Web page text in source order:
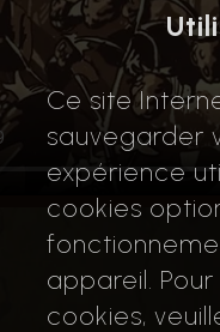
Ce site
sauvegarder
expérience
cookies
appareil.
cookies,